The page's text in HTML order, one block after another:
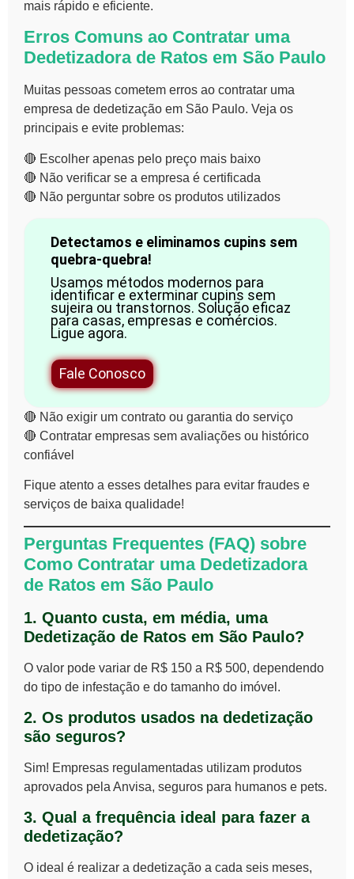
mais rápido e eficiente.
Erros Comuns ao Contratar uma
Dedetizadora de Ratos em São Paulo
Muitas pessoas cometem erros ao contratar uma
empresa de dedetização em São Paulo. Veja os
principais e evite problemas:
🔴 Escolher apenas pelo preço mais baixo
🔴 Não verificar se a empresa é certificada
🔴 Não perguntar sobre os produtos utilizados
Detectamos e eliminamos cupins sem
quebra-quebra!
Usamos métodos modernos para
identificar e exterminar cupins sem
sujeira ou transtornos. Solução eficaz
para casas, empresas e comércios.
Ligue agora.
Fale Conosco
🔴 Não exigir um contrato ou garantia do serviço
🔴 Contratar empresas sem avaliações ou histórico
confiável
Fique atento a esses detalhes para evitar fraudes e
serviços de baixa qualidade!
Perguntas Frequentes (FAQ) sobre
Como Contratar uma Dedetizadora
de Ratos em São Paulo
1. Quanto custa, em média, uma
Dedetização de Ratos em São Paulo?
O valor pode variar de R$ 150 a R$ 500, dependendo
do tipo de infestação e do tamanho do imóvel.
2. Os produtos usados na dedetização
são seguros?
Sim! Empresas regulamentadas utilizam produtos
aprovados pela Anvisa, seguros para humanos e pets.
3. Qual a frequência ideal para fazer a
dedetização?
O ideal é realizar a dedetização a cada seis meses,